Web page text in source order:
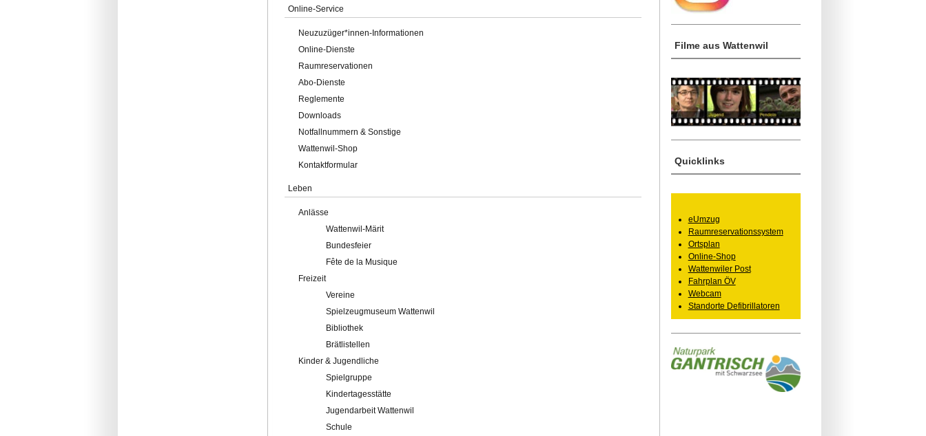
Online-Service
Neuzuzüger*innen-Informationen
Online-Dienste
Raumreservationen
Abo-Dienste
Reglemente
Downloads
Notfallnummern & Sonstige
Wattenwil-Shop
Kontaktformular
Leben
Anlässe
Wattenwil-Märit
Bundesfeier
Fête de la Musique
Freizeit
Vereine
Spielzeugmuseum Wattenwil
Bibliothek
Brätlistellen
Kinder & Jugendliche
Spielgruppe
Kindertagesstätte
Jugendarbeit Wattenwil
Schule
Filme aus Wattenwil
Quicklinks
eUmzug
Raumreservationssystem
Ortsplan
Online-Shop
Wattenwiler Post
Fahrplan ÖV
Webcam
Standorte Defibrillatoren